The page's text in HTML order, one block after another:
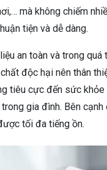
mà không chiếm
tiện và dễ dàng.
an toàn và trong
độc hại nên thân
tiêu cực đến sức
gia đình. Bên
tối đa tiếng ồn.